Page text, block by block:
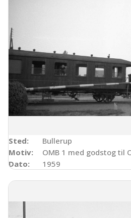
Sted:
Bullerup
Motiv:
OMB 1 med godstog til
Dato:
1959